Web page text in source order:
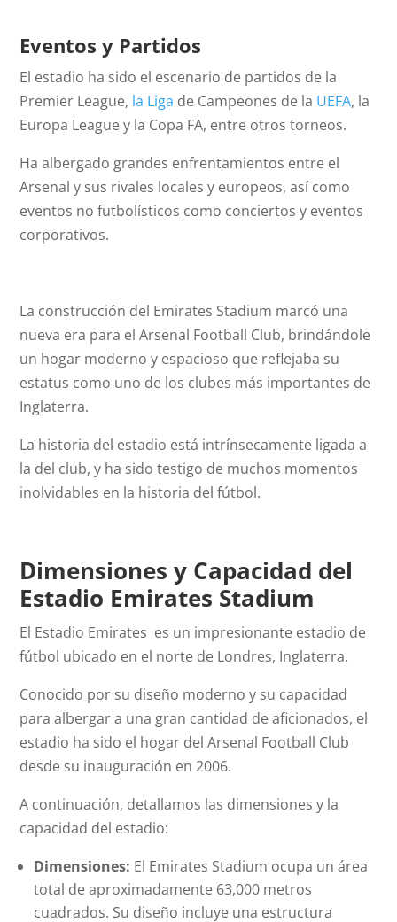
Eventos y Partidos
El estadio ha sido el escenario de partidos de la
Premier League, la Liga de Campeones de la UEFA, la
Europa League y la Copa FA, entre otros torneos.
Ha albergado grandes enfrentamientos entre el
Arsenal y sus rivales locales y europeos, así como
eventos no futbolísticos como conciertos y eventos
corporativos.
La construcción del Emirates Stadium marcó una
nueva era para el Arsenal Football Club, brindándole
un hogar moderno y espacioso que reflejaba su
estatus como uno de los clubes más importantes de
Inglaterra.
La historia del estadio está intrínsecamente ligada a
la del club, y ha sido testigo de muchos momentos
inolvidables en la historia del fútbol.
Dimensiones y Capacidad del
Estadio Emirates Stadium
El Estadio Emirates es un impresionante estadio de
fútbol ubicado en el norte de Londres, Inglaterra.
Conocido por su diseño moderno y su capacidad
para albergar a una gran cantidad de aficionados, el
estadio ha sido el hogar del Arsenal Football Club
desde su inauguración en 2006.
A continuación, detallamos las dimensiones y la
capacidad del estadio:
Dimensiones: El Emirates Stadium ocupa un área
total de aproximadamente 63,000 metros
cuadrados. Su diseño incluye una estructura